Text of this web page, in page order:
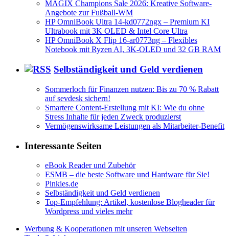
MAGIX Champions Sale 2026: Kreative Software-
Angebote zur Fußball-WM
HP OmniBook Ultra 14-kd0772ngx – Premium KI
Ultrabook mit 3K OLED & Intel Core Ultra
HP OmniBook X Flip 16-ar0773ng – Flexibles
Notebook mit Ryzen AI, 3K-OLED und 32 GB RAM
Selbständigkeit und Geld verdienen
Sommerloch für Finanzen nutzen: Bis zu 70 % Rabatt
auf sevdesk sichern!
Smartere Content-Erstellung mit KI: Wie du ohne
Stress Inhalte für jeden Zweck produzierst
Vermögenswirksame Leistungen als Mitarbeiter-Benefit
Interessante Seiten
eBook Reader und Zubehör
ESMB – die beste Software und Hardware für Sie!
Pinkies.de
Selbständigkeit und Geld verdienen
Top-Empfehlung: Artikel, kostenlose Blogheader für
Wordpress und vieles mehr
Werbung & Kooperationen mit unseren Webseiten